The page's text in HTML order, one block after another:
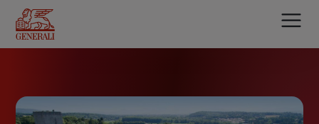
contenu
principal